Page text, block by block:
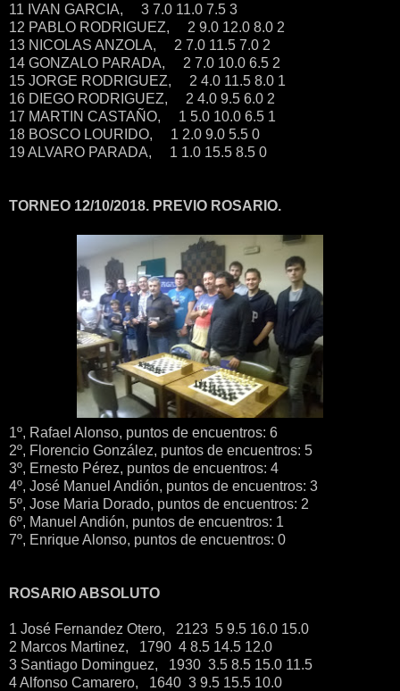
11 IVAN GARCIA, 3 7.0 11.0 7.5 3
12 PABLO RODRIGUEZ, 2 9.0 12.0 8.0 2
13 NICOLAS ANZOLA, 2 7.0 11.5 7.0 2
14 GONZALO PARADA, 2 7.0 10.0 6.5 2
15 JORGE RODRIGUEZ, 2 4.0 11.5 8.0 1
16 DIEGO RODRIGUEZ, 2 4.0 9.5 6.0 2
17 MARTIN CASTAÑO, 1 5.0 10.0 6.5 1
18 BOSCO LOURIDO, 1 2.0 9.0 5.5 0
19 ALVARO PARADA, 1 1.0 15.5 8.5 0
TORNEO 12/10/2018. PREVIO ROSARIO.
1º, Rafael Alonso, puntos de encuentros: 6
2º, Florencio González, puntos de encuentros: 5
3º, Ernesto Pérez, puntos de encuentros: 4
4º, José Manuel Andión, puntos de encuentros: 3
5º, Jose Maria Dorado, puntos de encuentros: 2
6º, Manuel Andión, puntos de encuentros: 1
7º, Enrique Alonso, puntos de encuentros: 0
ROSARIO ABSOLUTO
1 José Fernandez Otero, 2123 5 9.5 16.0 15.0
2 Marcos Martinez, 1790 4 8.5 14.5 12.0
3 Santiago Dominguez, 1930 3.5 8.5 15.0 11.5
4 Alfonso Camarero, 1640 3 9.5 15.5 10.0